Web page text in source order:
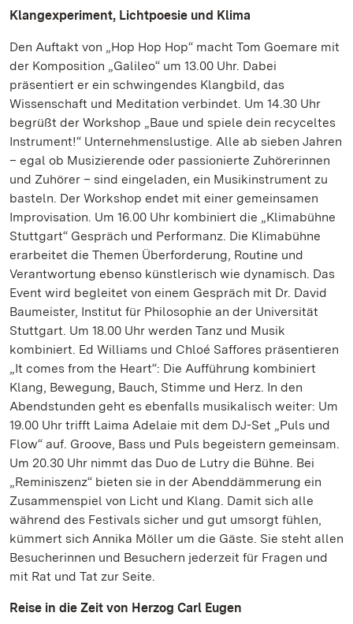
Klangexperiment, Lichtpoesie und Klima
Den Auftakt von „Hop Hop Hop“ macht Tom Goemare mit
der Komposition „Galileo“ um 13.00 Uhr. Dabei
präsentiert er ein schwingendes Klangbild, das
Wissenschaft und Meditation verbindet. Um 14.30 Uhr
begrüßt der Workshop „Baue und spiele dein recyceltes
Instrument!“ Unternehmenslustige. Alle ab sieben Jahren
– egal ob Musizierende oder passionierte Zuhörerinnen
und Zuhörer – sind eingeladen, ein Musikinstrument zu
basteln. Der Workshop endet mit einer gemeinsamen
Improvisation. Um 16.00 Uhr kombiniert die „Klimabühne
Stuttgart“ Gespräch und Performanz. Die Klimabühne
erarbeitet die Themen Überforderung, Routine und
Verantwortung ebenso künstlerisch wie dynamisch. Das
Event wird begleitet von einem Gespräch mit Dr. David
Baumeister, Institut für Philosophie an der Universität
Stuttgart. Um 18.00 Uhr werden Tanz und Musik
kombiniert. Ed Williams und Chloé Saffores präsentieren
„It comes from the Heart“: Die Aufführung kombiniert
Klang, Bewegung, Bauch, Stimme und Herz. In den
Abendstunden geht es ebenfalls musikalisch weiter: Um
19.00 Uhr trifft Laima Adelaie mit dem DJ-Set „Puls und
Flow“ auf. Groove, Bass und Puls begeistern gemeinsam.
Um 20.30 Uhr nimmt das Duo de Lutry die Bühne. Bei
„Reminiszenz“ bieten sie in der Abenddämmerung ein
Zusammenspiel von Licht und Klang. Damit sich alle
während des Festivals sicher und gut umsorgt fühlen,
kümmert sich Annika Möller um die Gäste. Sie steht allen
Besucherinnen und Besuchern jederzeit für Fragen und
mit Rat und Tat zur Seite.
Reise in die Zeit von Herzog Carl Eugen